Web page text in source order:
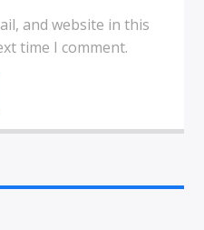
and website in this
time I comment.